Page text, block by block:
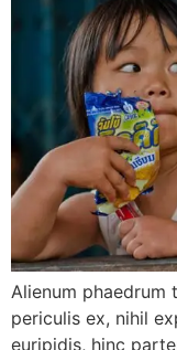
Alienum phaedrum
periculis ex, nihil
euripidis, hinc